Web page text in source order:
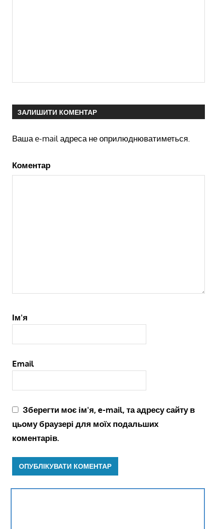
ЗАЛИШИТИ КОМЕНТАР
Ваша e-mail адреса не оприлюднюватиметься.
Коментар
Ім'я
Email
Зберегти моє ім'я, e-mail, та адресу сайту в
цьому браузері для моїх подальших
коментарів.